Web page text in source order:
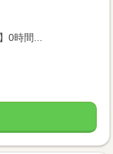
0時間...